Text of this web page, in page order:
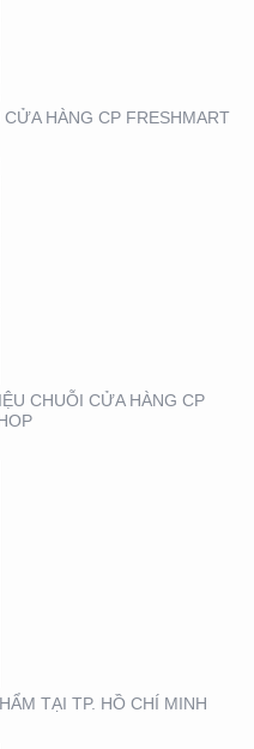
HÀNG CP FRESHMART
CHUỖI CỬA HÀNG CP
TẠI TP. HỒ CHÍ MINH